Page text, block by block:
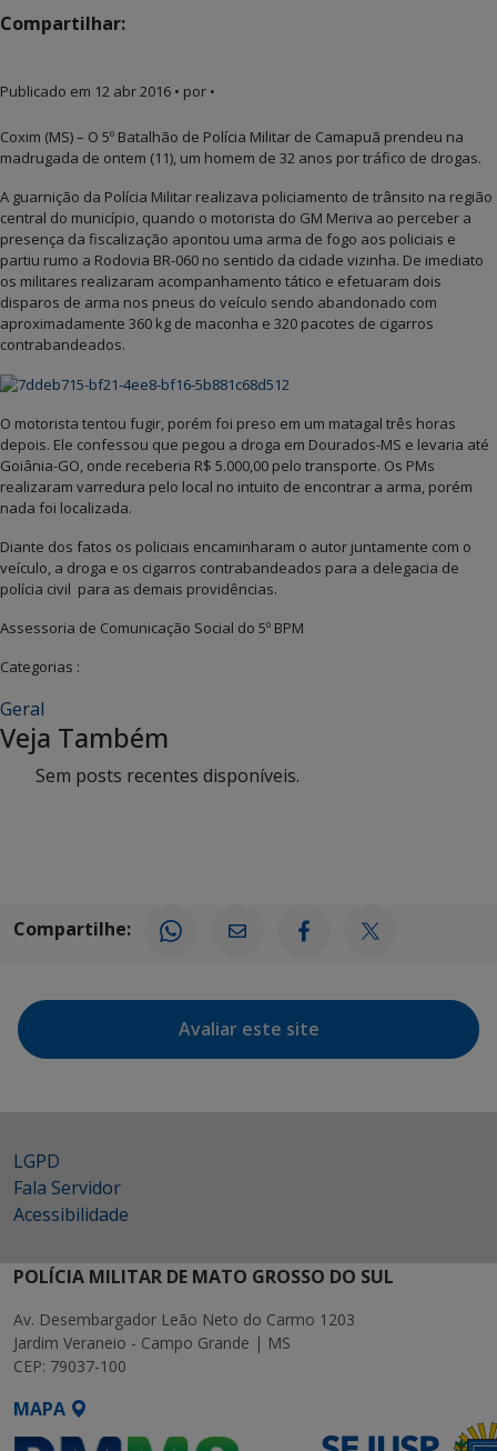
Compartilhar:
Publicado em 12 abr 2016 • por •
Coxim (MS) – O 5º Batalhão de Polícia Militar de Camapuã prendeu na
madrugada de ontem (11), um homem de 32 anos por tráfico de drogas.
A guarnição da Polícia Militar realizava policiamento de trânsito na região
central do município, quando o motorista do GM Meriva ao perceber a
presença da fiscalização apontou uma arma de fogo aos policiais e
partiu rumo a Rodovia BR-060 no sentido da cidade vizinha. De imediato
os militares realizaram acompanhamento tático e efetuaram dois
disparos de arma nos pneus do veículo sendo abandonado com
aproximadamente 360 kg de maconha e 320 pacotes de cigarros
contrabandeados.
O motorista tentou fugir, porém foi preso em um matagal três horas
depois. Ele confessou que pegou a droga em Dourados-MS e levaria até
Goiânia-GO, onde receberia R$ 5.000,00 pelo transporte. Os PMs
realizaram varredura pelo local no intuito de encontrar a arma, porém
nada foi localizada.
Diante dos fatos os policiais encaminharam o autor juntamente com o
veículo, a droga e os cigarros contrabandeados para a delegacia de
polícia civil para as demais providências.
Assessoria de Comunicação Social do 5º BPM
Categorias :
Geral
Veja Também
Sem posts recentes disponíveis.
Compartilhe:
Avaliar este site
LGPD
Fala Servidor
Acessibilidade
POLÍCIA MILITAR DE MATO GROSSO DO SUL
Av. Desembargador Leão Neto do Carmo 1203
Jardim Veraneio - Campo Grande | MS
CEP: 79037-100
MAPA